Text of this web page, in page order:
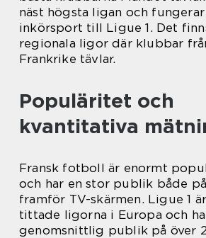
näst högsta ligan och fungerar
inkörsport till Ligue 1. Det
regionala ligor där klubbar
Frankrike tävlar.
Populäritet och
kvantitativa
Fransk fotboll är enormt
och har en stor publik både
framför TV-skärmen. Ligue 1
tittade ligorna i Europa och
genomsnittlig publik på över